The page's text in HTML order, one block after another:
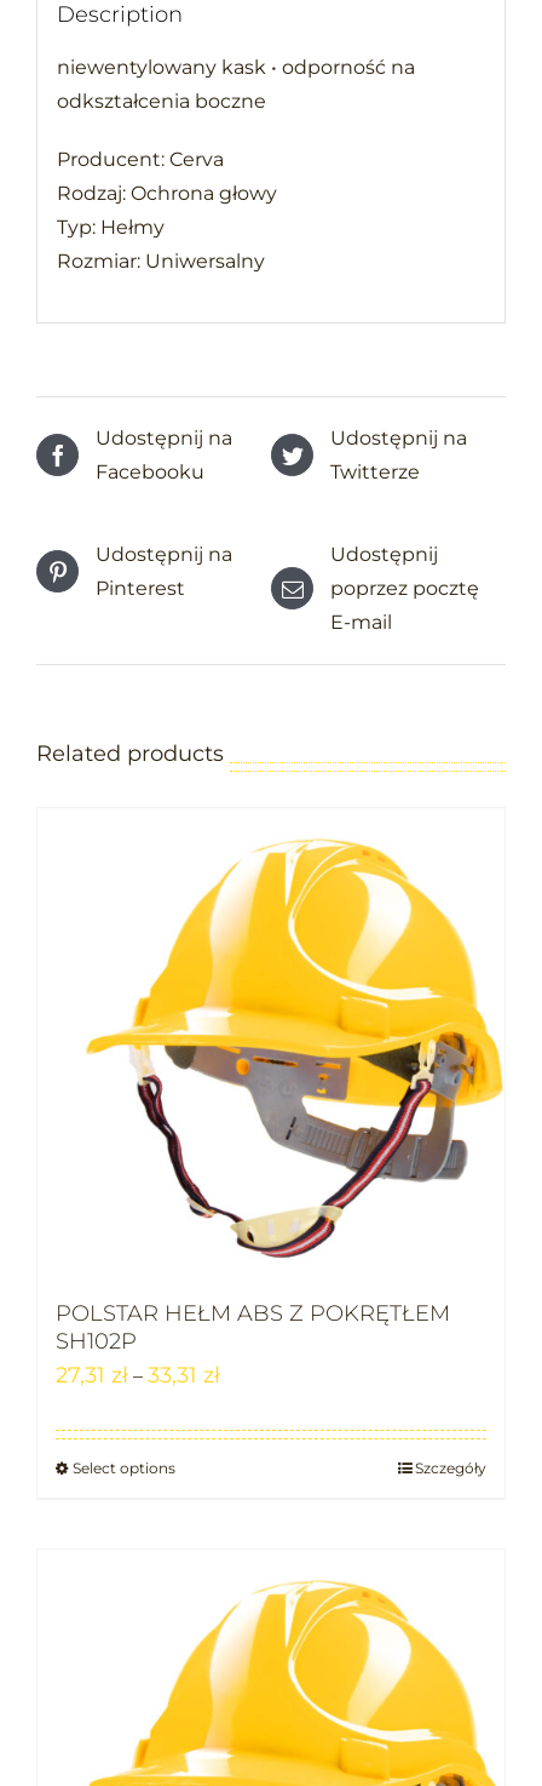
Description
niewentylowany kask • odporność na
odkształcenia boczne
Producent: Cerva
Rodzaj: Ochrona głowy
Typ: Hełmy
Rozmiar: Uniwersalny
Udostępnij na
Facebooku
Udostępnij na
Twitterze
Udostępnij na
Pinterest
Udostępnij
poprzez pocztę
E-mail
Related products
POLSTAR HEŁM ABS Z POKRĘTŁEM
SH102P
27,31 zł – 33,31 zł
Select options Szczegóły